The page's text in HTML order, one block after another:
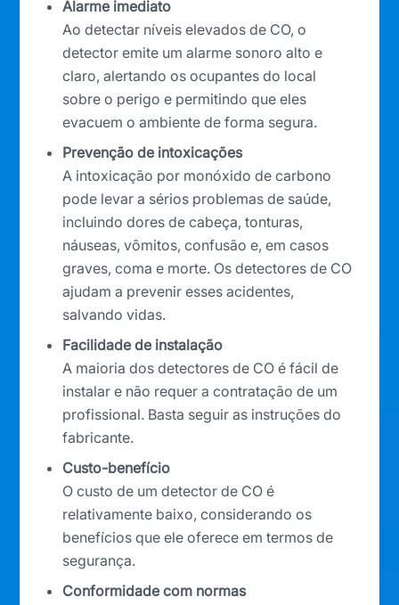
Alarme imediato
Ao detectar níveis elevados de CO, o
detector emite um alarme sonoro alto e
claro, alertando os ocupantes do local
sobre o perigo e permitindo que eles
evacuem o ambiente de forma segura.
Prevenção de intoxicações
A intoxicação por monóxido de carbono
pode levar a sérios problemas de saúde,
incluindo dores de cabeça, tonturas,
náuseas, vômitos, confusão e, em casos
graves, coma e morte. Os detectores de CO
ajudam a prevenir esses acidentes,
salvando vidas.
Facilidade de instalação
A maioria dos detectores de CO é fácil de
instalar e não requer a contratação de um
profissional. Basta seguir as instruções do
fabricante.
Custo-benefício
O custo de um detector de CO é
relativamente baixo, considerando os
benefícios que ele oferece em termos de
segurança.
Conformidade com normas